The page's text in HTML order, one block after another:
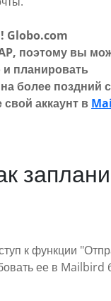
Globo.com
поэтому вы
и планировать
более поздний
аккаунт в
к функции
ее в Mailbird